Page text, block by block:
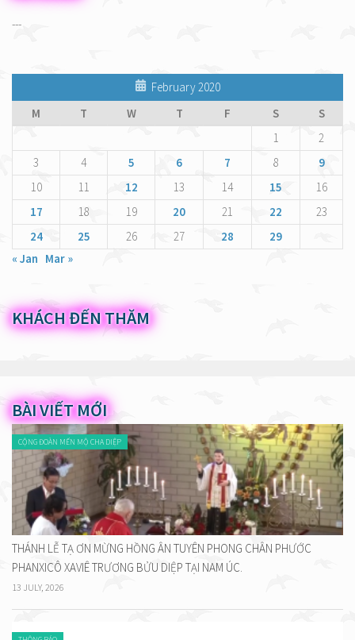
---
February 2020
M
T W T F S
S
1
2
3
4 5 6 7 8
9
10
11 12 13 14 15
16
17
18 19 20 21 22
23
24
25 26 27 28
29
« Jan Mar »
KHÁCH ĐẾN THĂM
BÀI VIẾT MỚI
CỘNG ĐOÀN MẾN MỘ CHA DIỆP
THÁNH LỄ TẠ ƠN MỪNG HỒNG ÂN TUYÊN PHONG CHÂN PHƯỚC
PHANXICÔ XAVIÊ TRƯƠNG BỬU DIỆP TẠI NAM ÚC.
13 JULY, 2026